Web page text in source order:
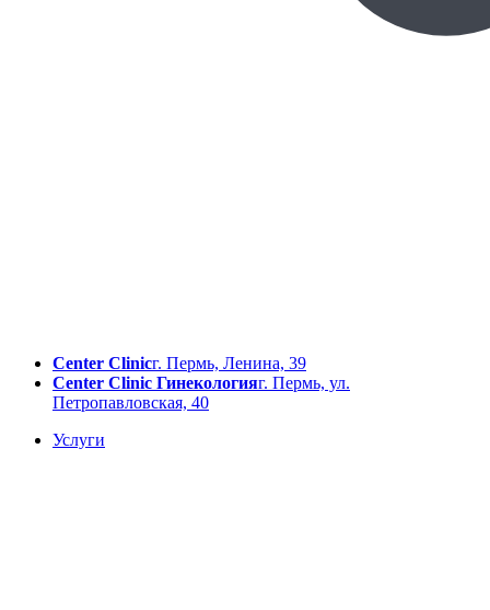
Center Clinicг. Пермь, Ленина, 39
Center Clinic Гинекологияг. Пермь, ул.
Петропавловская, 40
Услуги